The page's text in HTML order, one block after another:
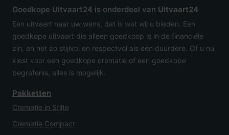
Goedkope Uitvaart24 is onderdeel van Uitvaart24
Een uitvaart naar uw wens, dat is wat wij u bieden. Een
goedkope uitvaart die alleen goedkoop is in de financiële
zin, en net zo stijlvol en respectvol als een duurdere. Of u nu
kiest voor een goedkope crematie of een goedkope
begrafenis, alles is mogelijk.
Pakketten
Crematie in Stilte
Crematie Compact